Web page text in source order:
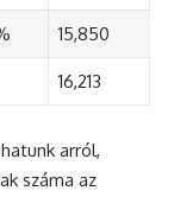
15,850
16,213
arról,
száma az